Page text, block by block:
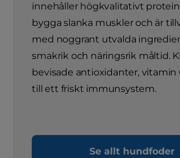
innehåller högkvalitativt
bygga slanka muskler och är
med noggrant utvalda
smakrik och näringsrik måltid.
bevisade antioxidanter, vitamin
till ett friskt immunsystem.
Se allt hundfoder